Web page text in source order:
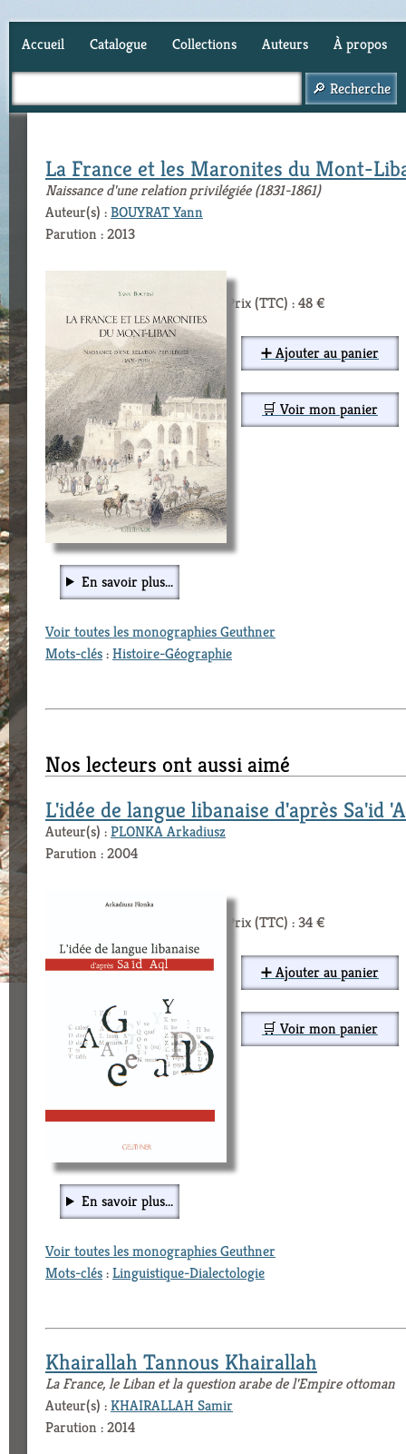
Accueil Catalogue Collections Auteurs À propos
La France et les Maronites du Mont-
Naissance d'une relation privilégiée (1831-1861)
Auteur(s) :BOUYRAT Yann
Parution : 2013
Prix (TTC) : 48 €
➕ Ajouter au panier
🛒 Voir mon panier
En savoir plus...
Voir toutes les monographies Geuthner
Mots-clés:Histoire-Géographie
Nos lecteurs ont aussi aimé
L'idée de langue libanaise d'après Sa'id
Auteur(s) :PLONKA Arkadiusz
Parution : 2004
Prix (TTC) : 34 €
➕ Ajouter au panier
🛒 Voir mon panier
En savoir plus...
Voir toutes les monographies Geuthner
Mots-clés:Linguistique-Dialectologie
Khairallah Tannous Khairallah
La France, le Liban et la question arabe de l'Empire ottoman
Auteur(s) :KHAIRALLAH Samir
Parution : 2014